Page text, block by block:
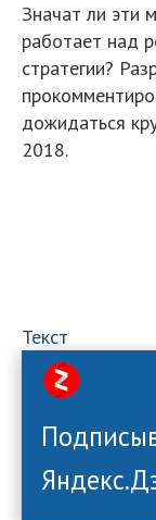
Значат ли эти
работает над
стратегии?
дожидаться
2018.
Текст